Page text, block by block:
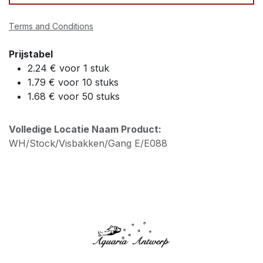
Terms and Conditions
Prijstabel
2.24 € voor 1 stuk
1.79 € voor 10 stuks
1.68 € voor 50 stuks
Volledige Locatie Naam Product:
WH/Stock/Visbakken/Gang E/E088